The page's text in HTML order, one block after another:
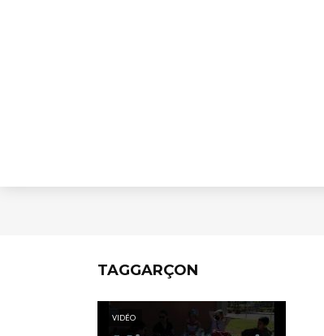
TAGGARÇON
VIDÉO